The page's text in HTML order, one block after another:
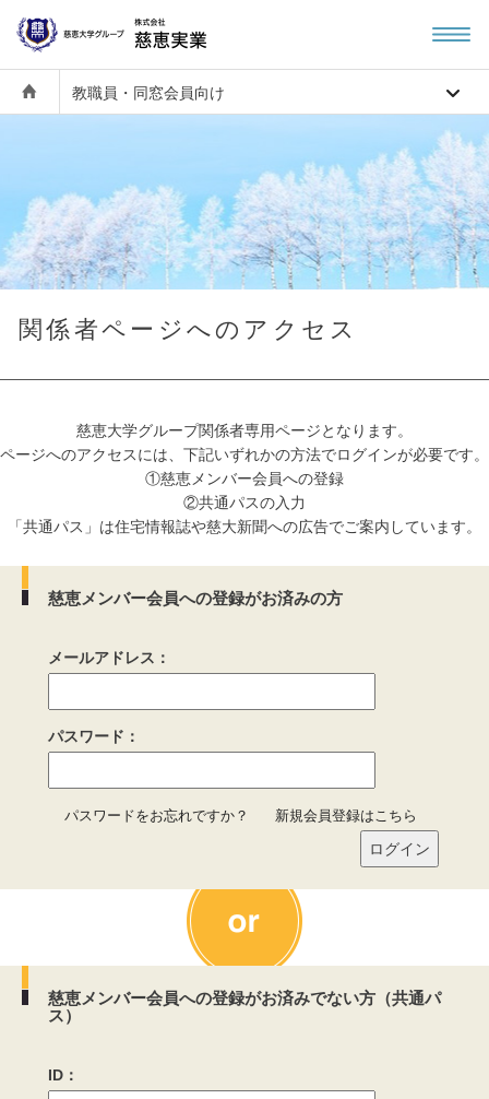
教職員・同窓会員向け
関係者ページへのアクセス
慈恵大学グループ関係者専用ページとなります。
ページへのアクセスには、下記いずれかの方法でログインが必要です。
①慈恵メンバー会員への登録
②共通パスの入力
「共通パス」は住宅情報誌や慈大新聞への広告でご案内しています。
慈恵メンバー会員への登録がお済みの方
メールアドレス：
パスワード：
パスワードをお忘れですか？ 新規会員登録はこちら
慈恵メンバー会員への登録がお済みでない方（共通パ
ス）
ID：